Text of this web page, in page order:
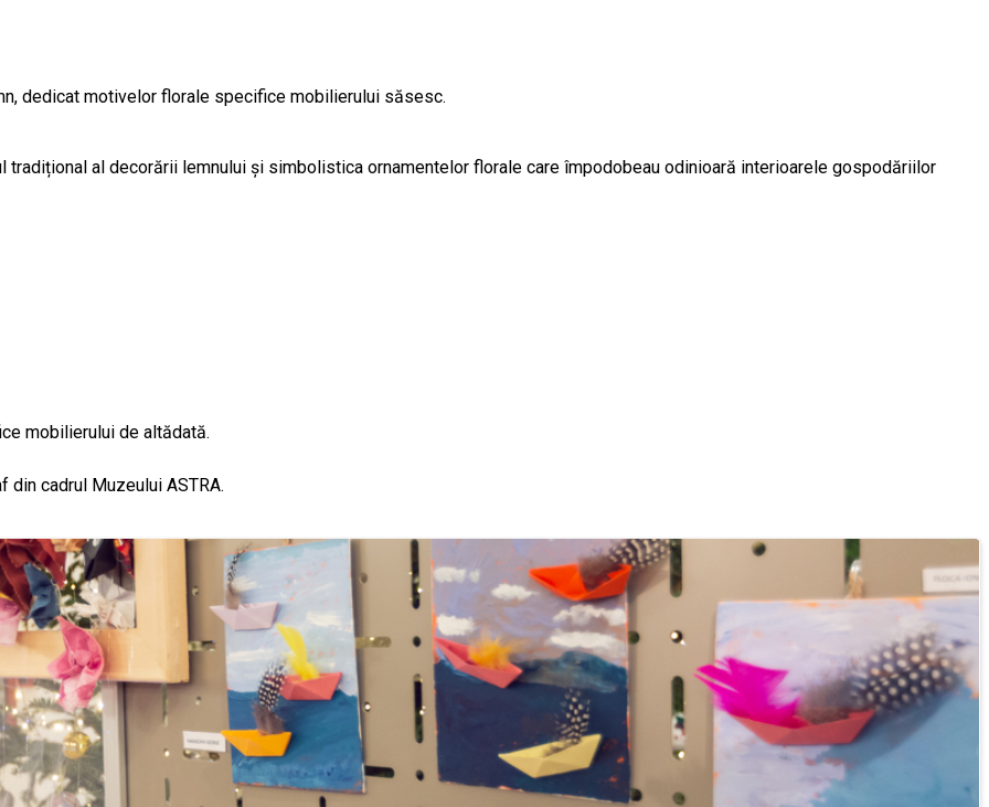
dedicat motivelor florale specifice mobilierului săsesc.
tradițional al decorării lemnului și simbolistica ornamentelor florale care împodobeau odinioară interioarele gospodăriilor
mobilierului de altădată.
din cadrul Muzeului ASTRA.